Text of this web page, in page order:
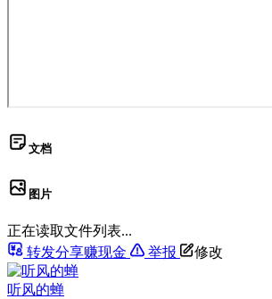
文档
图片
正在读取文件列表...
转发分享赚现金
举报 修改
听风的蝉